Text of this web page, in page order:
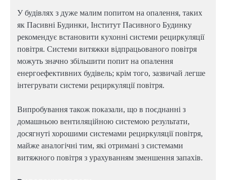
У будівлях з дуже малим попитом на опалення, таких
як Пасивні Будинки, Інститут Пасивного Будинку
рекомендує встановити кухонні системи рециркуляції
повітря. Системи витяжки відпрацьованого повітря
можуть значно збільшити попит на опалення
енергоефективних будівель; крім того, зазвичай легше
інтегрувати системи рециркуляції повітря.
Випробування також показали, що в поєднанні з
домашньою вентиляційною системою результати,
досягнуті хорошими системами рециркуляції повітря,
майже аналогічні тим, які отримані з системами
витяжного повітря з урахуванням зменшення запахів.